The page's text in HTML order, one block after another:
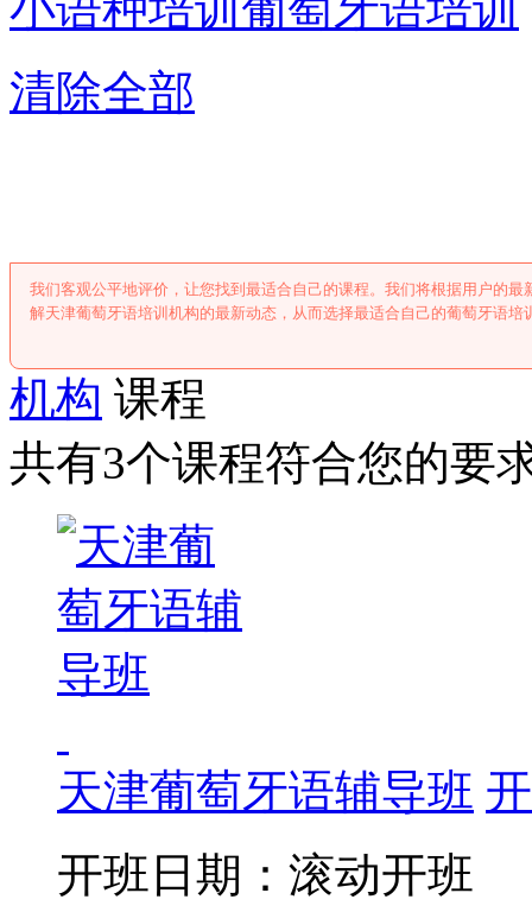
清除全部
我们客观公平地评价，让您找到最适合自己的课程。我们将根据用户的
解天津葡萄牙语培训机构的最新动态，从而选择最适合自己的葡萄牙语培
机构 课程
共有3个课程符合您的要
天津葡萄牙语辅导班
开班日期：滚动开班